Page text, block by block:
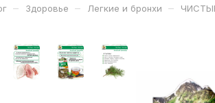
– Здоровье – Легкие и бронхи –